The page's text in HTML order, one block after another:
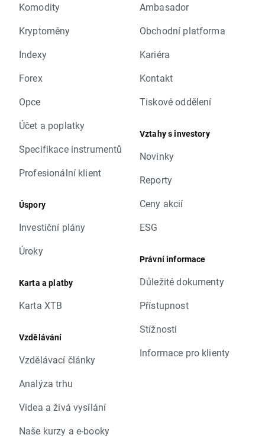
Komodity
Kryptoměny
Indexy
Forex
Opce
Účet a poplatky
Specifikace instrumentů
Profesionální klient
Úspory
Investiční plány
Úroky
Karta a platby
Karta XTB
Vzdělávání
Vzdělávací články
Analýza trhu
Videa a živá vysílání
Naše kurzy a e-booky
Ambasador
Obchodní platforma
Kariéra
Kontakt
Tiskové oddělení
Vztahy s investory
Novinky
Reporty
Ceny akcií
ESG
Právní informace
Důležité dokumenty
Přístupnost
Stížnosti
Informace pro klienty